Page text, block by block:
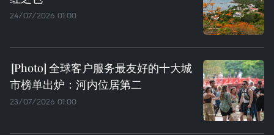
24/07/2026 01:00
全球客户服务最友好的十大城
市榜单出炉：河内位居第二
23/07/2026 01:00